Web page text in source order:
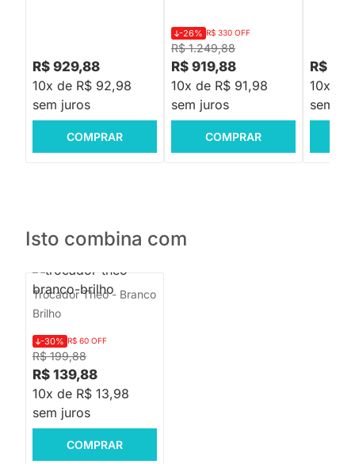
R$ 929,88
10x de R$ 92,98
sem juros
COMPRAR
R$ 1.249,88
-26% R$ 330 OFF
R$ 919,88
10x de R$ 91,98
sem juros
COMPRAR
R$
10x de
sem
Isto combina com
Trocador Theo - Branco
Brilho
R$ 199,88
-30% R$ 60 OFF
R$ 139,88
10x de R$ 13,98
sem juros
COMPRAR